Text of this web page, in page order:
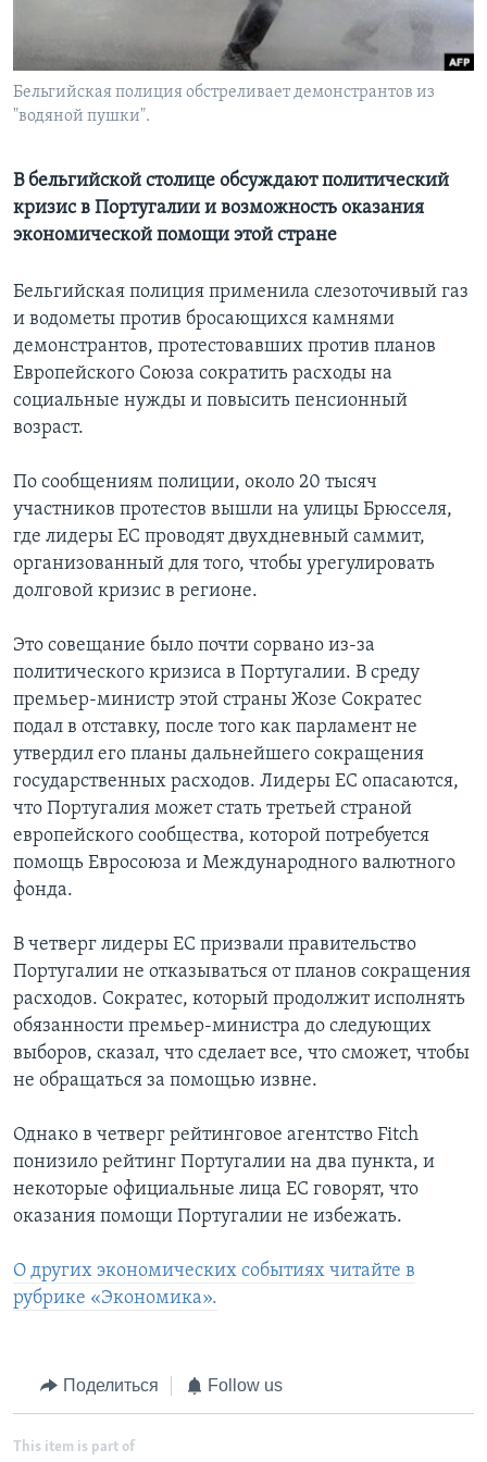
СОЦИАЛЬНЫЕ СЕТИ
Языки
Бельгийская полиция обстреливает демонстрантов из
"водяной пушки".
В бельгийской столице обсуждают политический
кризис в Португалии и возможность оказания
экономической помощи этой стране
Бельгийская полиция применила слезоточивый газ
и водометы против бросающихся камнями
демонстрантов, протестовавших против планов
Европейского Cоюза сократить расходы на
социальные нужды и повысить пенсионный
возраст.
По сообщениям полиции, около 20 тысяч
участников протестов вышли на улицы Брюсселя,
где лидеры ЕС проводят двухдневный саммит,
организованный для того, чтобы урегулировать
долговой кризис в регионе.
Это совещание было почти сорвано из-за
политического кризиса в Португалии. В среду
премьер-министр этой страны Жозе Сократес
подал в отставку, после того как парламент не
утвердил его планы дальнейшего сокращения
государственных расходов. Лидеры ЕС опасаются,
что Португалия может стать третьей страной
европейского сообщества, которой потребуется
помощь Евросоюза и Международного валютного
фонда.
В четверг лидеры ЕС призвали правительство
Португалии не отказываться от планов сокращения
расходов. Сократес, который продолжит исполнять
обязанности премьер-министра до следующих
выборов, сказал, что сделает все, что сможет, чтобы
не обращаться за помощью извне.
Однако в четверг рейтинговое агентство Fitch
понизило рейтинг Португалии на два пункта, и
некоторые официальные лица ЕС говорят, что
оказания помощи Португалии не избежать.
О других экономических событиях читайте в
рубрике «Экономика».
Поделиться Follow us
This item is part of